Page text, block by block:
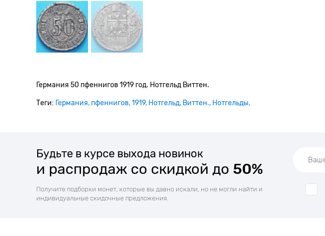
Германия 50 пфеннигов 1919 год. Нотгельд Виттен.
Теги: Германия пфеннигов 1919 Нотгельд Виттен. Нотгельды
Будьте в курсе выхода новинок
и распродаж со скидкой до 50%
Получите подборки монет, которые вы давно искали, но не могли найти и
индивидуальные скидочные предложения.